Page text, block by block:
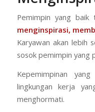
Pemimpin yang baik
menginspirasi,
Karyawan akan lebih
sosok pemimpin yang
Kepemimpinan
lingkungan kerja
menghormati.